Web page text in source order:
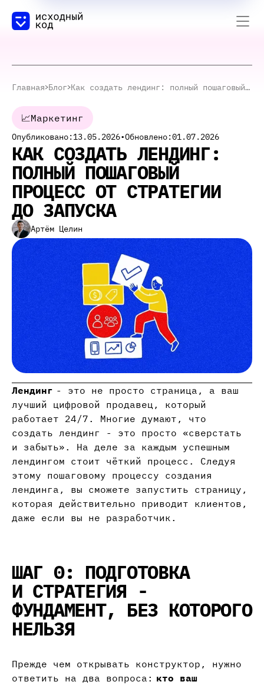
Главная Блог Как создать лендинг: полный пошаговый процесс от стратегии до запуска
📈Маркетинг
Опубликовано:13.05.2026•Обновлено:01.07.2026
КАК СОЗДАТЬ ЛЕНДИНГ:
ПОЛНЫЙ ПОШАГОВЫЙ
ПРОЦЕСС ОТ СТРАТЕГИИ
ДО ЗАПУСКА
Артём Целин
Лендинг - это не просто страница, а ваш
лучший цифровой продавец, который
работает 24/7. Многие думают, что
создать лендинг - это просто «сверстать
и забыть». На деле за каждым успешным
лендингом стоит чёткий процесс. Следуя
этому пошаговому процессу создания
лендинга, вы сможете запустить страницу,
которая действительно приводит клиентов,
даже если вы не разработчик.
ШАГ 0: ПОДГОТОВКА
И СТРАТЕГИЯ -
ФУНДАМЕНТ, БЕЗ КОТОРОГО
НЕЛЬЗЯ
Прежде чем открывать конструктор, нужно
ответить на два вопроса: кто ваш